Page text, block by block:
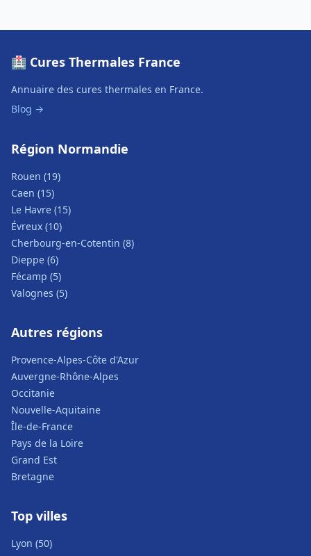
🏥 Cures Thermales France
Annuaire des cures thermales en France.
Blog →
Région Normandie
Rouen (19)
Caen (15)
Le Havre (15)
Évreux (10)
Cherbourg-en-Cotentin (8)
Dieppe (6)
Fécamp (5)
Valognes (5)
Autres régions
Provence-Alpes-Côte d'Azur
Auvergne-Rhône-Alpes
Occitanie
Nouvelle-Aquitaine
Île-de-France
Pays de la Loire
Grand Est
Bretagne
Top villes
Lyon (50)